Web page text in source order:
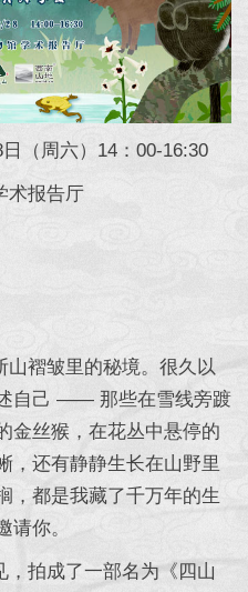
（周六）14：00-16:30
报告厅
褶皱里的秘境。很久以
自己 —— 那些在雪线旁踱
金丝猴，在花丛中悬停的
，还有静静生长在山野里
，都是我藏了千万年的生
邀请你。
拍成了一部名为《四山